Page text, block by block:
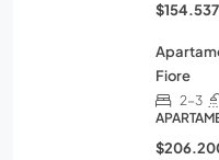
Fiore
2-3